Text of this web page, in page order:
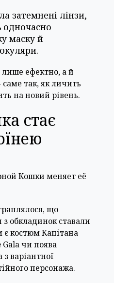
затемнені лінзи,
маску й
лише ефектно, а й
так, як личить
на новий рівень.
стає
що
з обкладинок ставали
костюм Капітана
чи поява
варіантної
персонажа.